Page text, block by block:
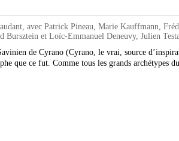
avec Patrick Pineau, Marie Kauffmann,
et Loïc-Emmanuel Deneuvy, Julien
de Cyrano (Cyrano, le vrai, source
que ce fut. Comme tous les grands